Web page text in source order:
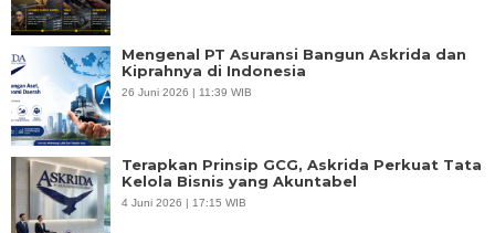
Mengenal PT Asuransi Bangun Askrida dan
Kiprahnya di Indonesia
26 Juni 2026 | 11:39 WIB
Terapkan Prinsip GCG, Askrida Perkuat Tata
Kelola Bisnis yang Akuntabel
4 Juni 2026 | 17:15 WIB